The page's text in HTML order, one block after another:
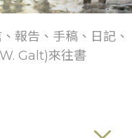
報告、手稿、日記、
Galt)來往書